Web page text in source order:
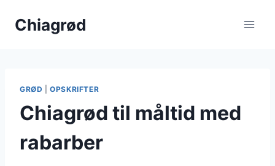
Chiagrød
GRØD |OPSKRIFTER
Chiagrød til måltid med
rabarber